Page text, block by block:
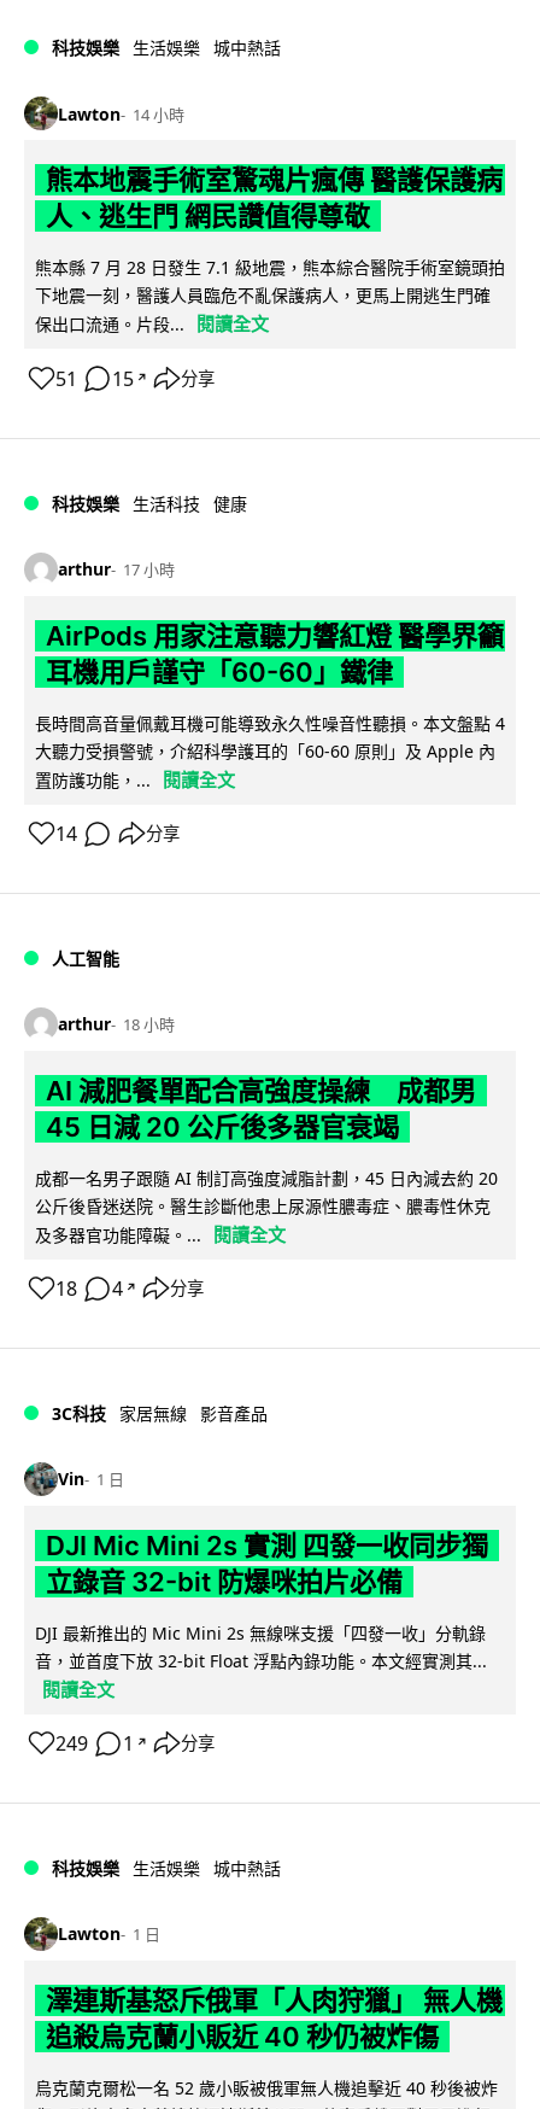
科技娛樂 生活娛樂 城中熱話
Lawton 14 小時
熊本地震手術室驚魂片瘋傳 醫護保護病
人、逃生門 網民讚值得尊敬
熊本縣 7 月 28 日發生 7.1 級地震，熊本綜合醫院手術室鏡頭拍
下地震一刻，醫護人員臨危不亂保護病人，更馬上開逃生門確
保出口流通。片段...
閱讀全文
51 15 ↗ 分享
科技娛樂 生活科技 健康
arthur 17 小時
AirPods 用家注意聽力響紅燈 醫學界籲
耳機用戶謹守「60-60」鐵律
長時間高音量佩戴耳機可能導致永久性噪音性聽損。本文盤點 4
大聽力受損警號，介紹科學護耳的「60-60 原則」及 Apple 內
置防護功能，...
閱讀全文
14 分享
人工智能
arthur 18 小時
AI 減肥餐單配合高強度操練 成都男
45 日減 20 公斤後多器官衰竭
成都一名男子跟隨 AI 制訂高強度減脂計劃，45 日內減去約 20
公斤後昏迷送院。醫生診斷他患上尿源性膿毒症、膿毒性休克
及多器官功能障礙。...
閱讀全文
18 4 ↗ 分享
3C科技 家居無線 影音產品
Vin 1 日
DJI Mic Mini 2s 實測 四發一收同步獨
立錄音 32-bit 防爆咪拍片必備
DJI 最新推出的 Mic Mini 2s 無線咪支援「四發一收」分軌錄
音，並首度下放 32-bit Float 浮點內錄功能。本文經實測其...
閱讀全文
249 1 ↗ 分享
科技娛樂 生活娛樂 城中熱話
Lawton 1 日
澤連斯基怒斥俄軍「人肉狩獵」 無人機
追殺烏克蘭小販近 40 秒仍被炸傷
烏克蘭克爾松一名 52 歲小販被俄軍無人機追擊近 40 秒後被炸